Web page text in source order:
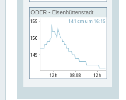
ODER - Eisenhüttenstadt